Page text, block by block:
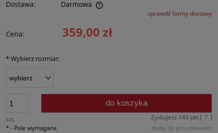
Dostawa:
Darmowa
Cena nie zawiera ewentualnych kosztów płatnościsprawdź formy dostawy
Cena: 359,00 zł
*Wybierz rozmiar:
szt.
do koszyka
Zyskujesz 143 pkt [ ? ]
dodaj do przechowalni
* - Pole wymagane